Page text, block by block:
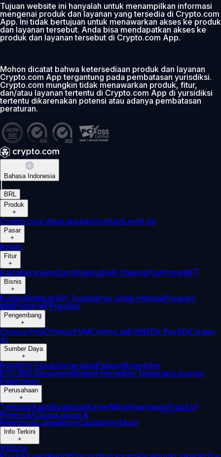
Tujuan website ini hanyalah untuk menampilkan informasi
mengenai produk dan layanan yang tersedia di Crypto.com
App. Ini tidak bertujuan untuk menawarkan akses ke produk
dan layanan tersebut. Anda bisa mendapatkan akses ke
produk dan layanan tersebut di Crypto.com App.
Mohon dicatat bahwa ketersediaan produk dan layanan
Crypto.com App tergantung pada pembatasan yurisdiksi.
Crypto.com mungkin tidak menawarkan produk, fitur,
dan/atau layanan tertentu di Crypto.com App di yursidiksi
tertentu dikarenakan potensi atau adanya pembatasan
peraturan.
Bahasa Indonesia
BRL
Produk
+
Crypto.com AppLanjutanOnchainLevel Up
Pasar
+
Kripto
Fitur
+
KartuKeranjangEarnStakingDeFi StakingPayPrimeNFT
Bisnis
+
KustodiInstitusiAPI TradingPay untuk PenjualProgram
MMPortal VIPPrediksi
Pengembang
+
Cronos PoSCronos EVMCronos zkEVMSDK PaySDK Agen
AI
Sumber Daya
+
RisetInfo PasarUniversitasPelajariKonverter
BTC/BRLGlosariumWidget HargaBot TelegramLayanan
Pelanggan
Perusahaan
+
Tentang KamiRoadmapKarierMitraKeamananProof of
ReserveAfiliasiLisensi &
RegistrasiListingIklimCapitalVerifikasi
Info Terkini
+
XWarta